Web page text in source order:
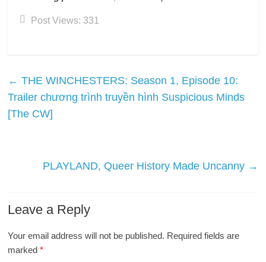
Post Views: 331
← THE WINCHESTERS: Season 1, Episode 10:
Trailer chương trình truyền hình Suspicious Minds
[The CW]
PLAYLAND, Queer History Made Uncanny →
Leave a Reply
Your email address will not be published. Required fields are
marked*